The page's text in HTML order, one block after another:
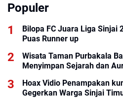
Populer
Bilopa FC Juara Liga Sinjai
Puas Runner up
Wisata Taman Purbakala
Menyimpan Sejarah dan
Hoax Vidio Penampakan
Gegerkan Warga Sinjai